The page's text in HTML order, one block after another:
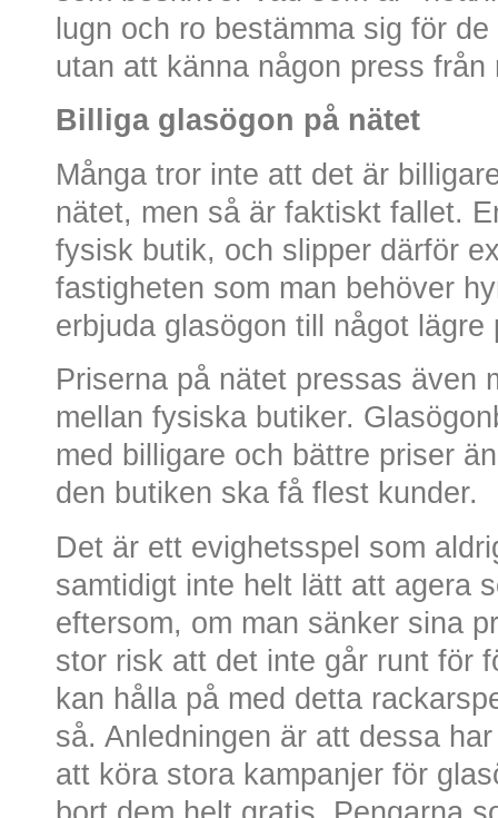
lugn och ro bestämma sig för
utan att känna någon press från
Billiga glasögon på nätet
Många tror inte att det är
nätet, men så är faktiskt fallet.
fysisk butik, och slipper därför
fastigheten som man behöver
erbjuda glasögon till något lägre
Priserna på nätet pressas även
mellan fysiska butiker.
med billigare och bättre priser
den butiken ska få flest kunder.
Det är ett evighetsspel som
samtidigt inte helt lätt att agera
eftersom, om man sänker sina
stor risk att det inte går runt för
kan hålla på med detta
så. Anledningen är att dessa
att köra stora kampanjer för